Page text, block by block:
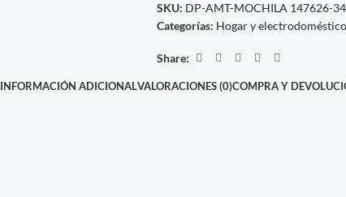
SKU: DP-AMT-MOCHILA 147626-
Categorías: Hogar y
Share:
INFORMACIÓN ADICIONALVALORACIONES (0)COMPRA Y